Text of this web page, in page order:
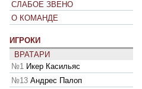
СЛАБОЕ ЗВЕНО
О КОМАНДЕ
ИГРОКИ
ВРАТАРИ
№1 Икер Касильяс
№13 Андрес Палоп